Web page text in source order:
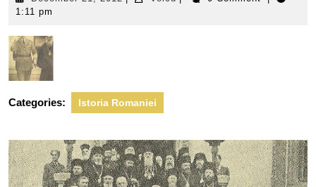
1:11 pm
Categories: Istoria Romaniei